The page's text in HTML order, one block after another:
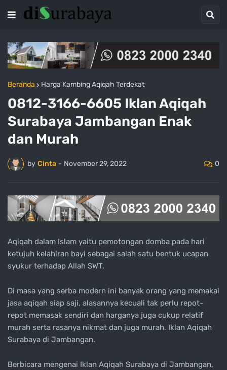
Beranda Harga Kambing Aqiqah Terdekat
0812-3166-6605 Iklan Aqiqah
Surabaya Jambangan Enak
dan Murah
by Cinta - November 29, 2022 0
Aqiqah dalam Islam yaitu pemotongan domba pada hari
ketujuh kelahiran bayi sebagai salah satu bentuk ucapan
syukur terhadap Allah SWT.
Di masa yang serba modern ini banyak orang yang memakai
jasa aqiqah siap saji, alasannya kecuali tak perlu repot-
repot memasak sendiri dan harganya juga cukup relatif
murah serta rasanya nikmat dan juga murah. Iklan Aqiqah
Surabaya di Jambangan.
Berbicara mengenai Iklan Aqiqah Surabaya di Jambangan,